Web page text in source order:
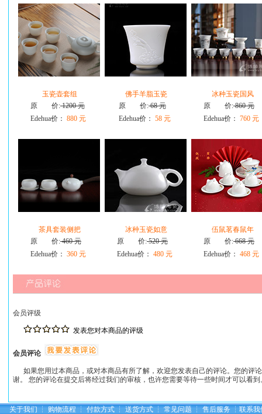
玉瓷壶套组
原 价:1200 元
Edehua价： 880 元
佛手羊脂玉瓷
原 价:68 元
Edehua价： 58 元
冰种玉瓷国风
原 价:860 元
Edehua价： 760 元
茶具套装侧把
原 价:460 元
Edehua价： 360 元
冰种玉瓷如意
原 价:520 元
Edehua价： 480 元
伍鼠茗春鼠年
原 价:668 元
Edehua价： 468 元
会员评级
发表您对本商品的评级
会员评论
如果您用过本商品，或对本商品有所了解，欢迎您发表自己的评论。您的评
谢。 您的评论在提交后将经过我们的审核，也许您需要等待一些时间才可以看
关于我们 ┆ 购物流程 ┆ 付款方式 ┆ 送货方式 ┆ 常见问题 ┆ 售后服务 ┆ 联系我